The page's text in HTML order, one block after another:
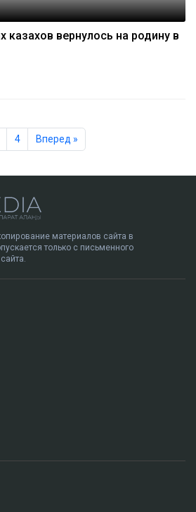
казахов вернулось на родину в
4 Вперед »
материалов сайта в
только с письменного